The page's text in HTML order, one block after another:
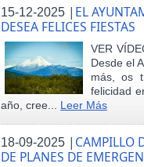
15-12-2025 | EL
DESEA FELICES FIESTAS
VER
Desde el
más, os
felicidad
año, cree... Leer Más
18-09-2025 | CAMPILLO
DE PLANES DE